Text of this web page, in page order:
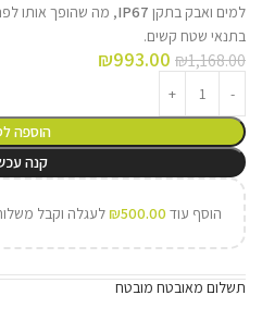
למים ואבק בתקן IP67, מה שהופך אותו
בתנאי שטח קשים.
₪1,168.00
₪993.00
הוספה
קנה
הוסף עוד ₪500.00 לעגלה וקבל
תשלום מאובטח מובטח